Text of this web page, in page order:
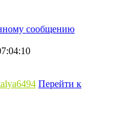
сообщению
Перейти к